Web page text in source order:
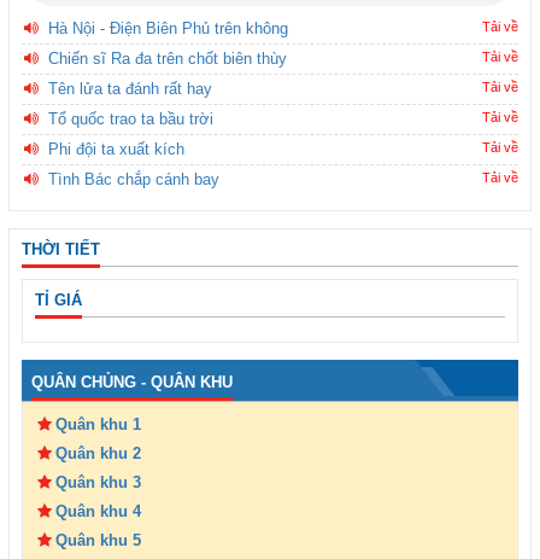
Hà Nội - Điện Biên Phủ trên không Tải về
Chiến sĩ Ra đa trên chốt biên thùy Tải về
Tên lửa ta đánh rất hay Tải về
Tổ quốc trao ta bầu trời Tải về
Phi đội ta xuất kích Tải về
Tình Bác chắp cánh bay Tải về
THỜI TIẾT
TỈ GIÁ
QUÂN CHỦNG - QUÂN KHU
Quân khu 1
Quân khu 2
Quân khu 3
Quân khu 4
Quân khu 5